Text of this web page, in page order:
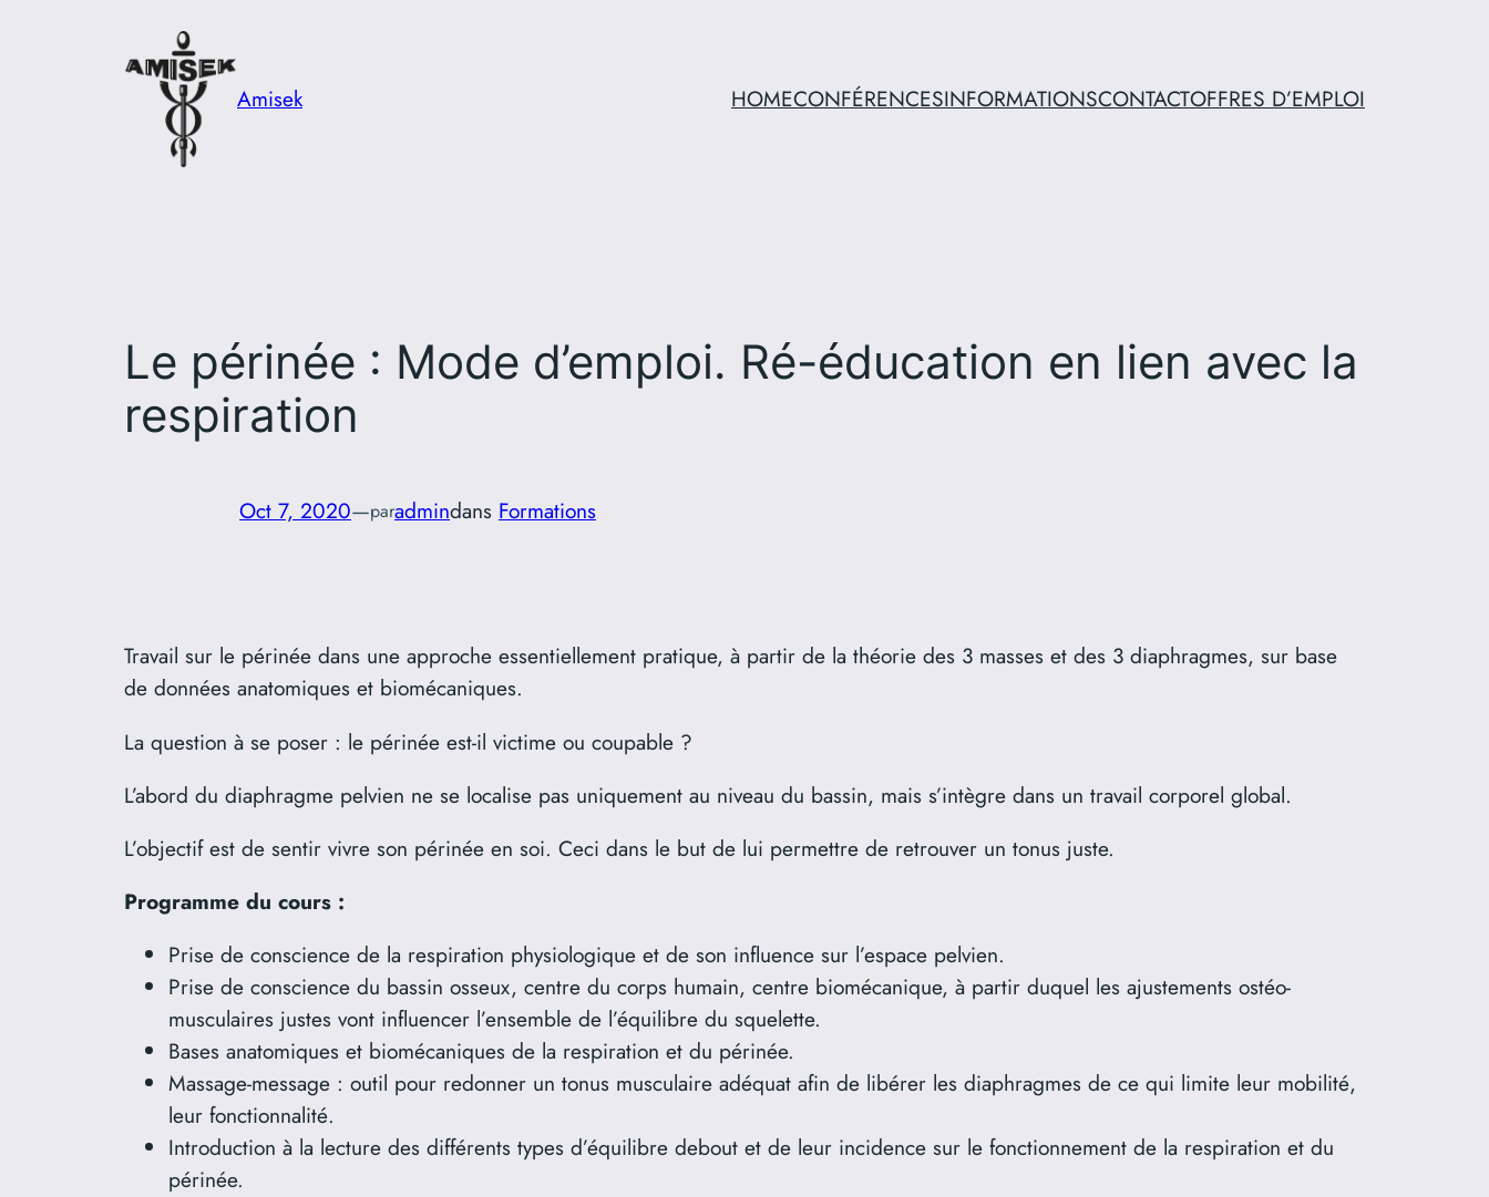
Amisek HOMECONFÉRENCESINFORMATIONSCONTACTOFFRES D’EMPLOI
Le périnée : Mode d’emploi. Ré-éducation en lien avec la
respiration
Oct 7, 2020—paradmindans Formations
Travail sur le périnée dans une approche essentiellement pratique, à partir de la théorie des 3 masses et des 3 diaphragmes, sur base
de données anatomiques et biomécaniques.
La question à se poser : le périnée est-il victime ou coupable ?
L’abord du diaphragme pelvien ne se localise pas uniquement au niveau du bassin, mais s’intègre dans un travail corporel global.
L’objectif est de sentir vivre son périnée en soi. Ceci dans le but de lui permettre de retrouver un tonus juste.
Programme du cours :
Prise de conscience de la respiration physiologique et de son influence sur l’espace pelvien.
Prise de conscience du bassin osseux, centre du corps humain, centre biomécanique, à partir duquel les ajustements ostéo-
musculaires justes vont influencer l’ensemble de l’équilibre du squelette.
Bases anatomiques et biomécaniques de la respiration et du périnée.
Massage-message : outil pour redonner un tonus musculaire adéquat afin de libérer les diaphragmes de ce qui limite leur mobilité,
leur fonctionnalité.
Introduction à la lecture des différents types d’équilibre debout et de leur incidence sur le fonctionnement de la respiration et du
périnée.